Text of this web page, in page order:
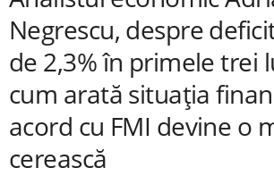
Negrescu, despre
de 2,3% în primele trei
cum arată situaţia
acord cu FMI devine o
cerească